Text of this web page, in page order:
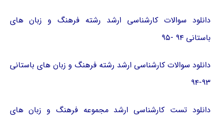
دانلود سوالات کارشناسی ارشد رشته فرهنگ و زبان های
باستانی ۹۴ -۹۵
دانلود سوالات کارشناسی ارشد رشته فرهنگ و زبان های باستانی
۹۳-۹۴
دانلود تست کارشناسی ارشد مجموعه فرهنگ و زبان های